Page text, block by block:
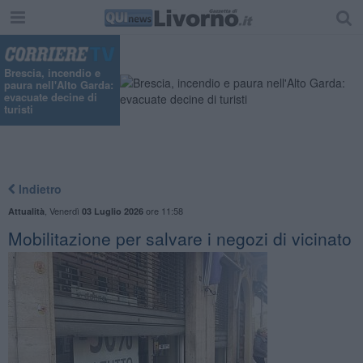
Brescia, incendio e
paura nell'Alto Garda:
evacuate decine di
turisti
Indietro
Attualità Venerdì 03 Luglio 2026ore 11:58
Mobilitazione per salvare i negozi di vicinato